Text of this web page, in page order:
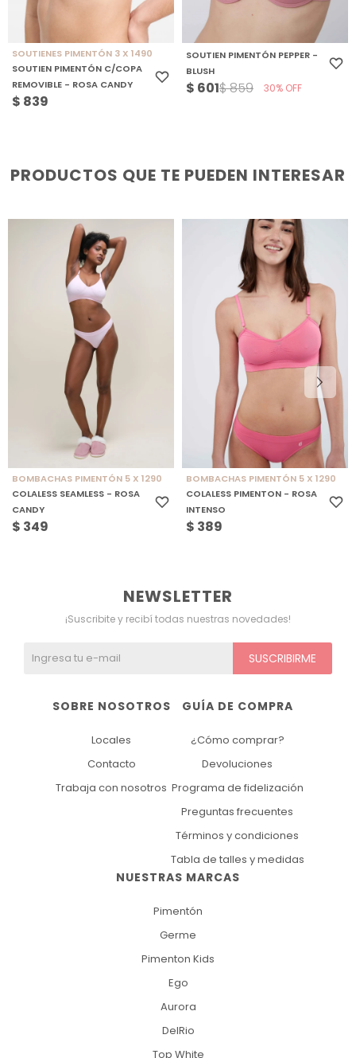
SOUTIENES PIMENTÓN 3 X 1490
SOUTIEN PIMENTÓN C/COPA
REMOVIBLE - ROSA CANDY
$ 839
SOUTIEN PIMENTÓN PEPPER -
BLUSH
$ 601$859 30
PRODUCTOS QUE TE PUEDEN INTERESAR
BOMBACHAS PIMENTÓN 5 X 1290
COLALESS SEAMLESS - ROSA
CANDY
$ 349
BOMBACHAS PIMENTÓN 5 X 1290
COLALESS PIMENTON - ROSA
INTENSO
$ 389
NUESTRAS MARCAS
Pimentón
Germe
Pimenton Kids
Ego
Aurora
DelRio
Top White
GUÍA DE COMPRA
¿Cómo comprar?
Devoluciones
Programa de fidelización
Preguntas frecuentes
Términos y condiciones
Tabla de talles y medidas
SOBRE NOSOTROS
Locales
Contacto
Trabaja con nosotros
NEWSLETTER
¡Suscribite y recibí todas nuestras novedades!
SUSCRIBIRME